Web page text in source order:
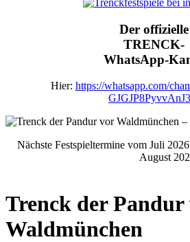
Der offizielle
TRENCK-
WhatsApp-
Hier: https://whatsapp.com/
Nächste Festspieltermine vom Juli
August
Trenck der Pandur
Waldmünchen